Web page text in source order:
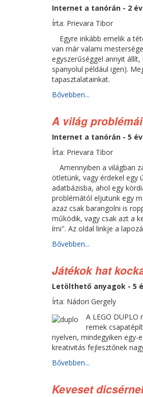
Internet a tanórán - 2
Írta: Prievara Tibor
Egyre inkább emelik a
van már valami
egyszerűséggel annyit
spanyolul például igen).
tapasztalatainkat.
Bővebben...
A világ
Internet a tanórán - 5
Írta: Prievara Tibor
Amennyiben a világban
ötletünk, vagy érdekel egy
adatbázisba, ahol egy
problémától eljutunk egy
azaz csak barangolni is
működik, vagy csak azt a
írni". Az oldal linkje a
Bővebben...
Játékok hat
Letölthető anyagok - 5
Írta: Nádori Gergely
A LEGO
remek
nyelven, mindegyiken
kreativitás fejlesztőnek
Bővebben...
Keveset